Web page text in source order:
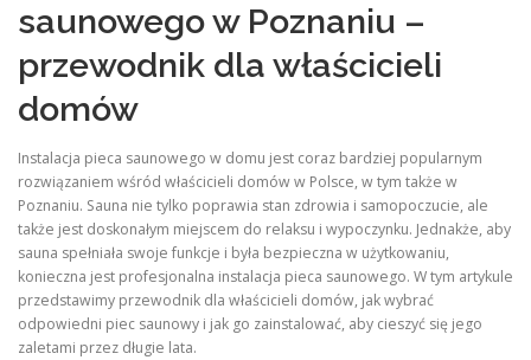
saunowego w Poznaniu –
przewodnik dla właścicieli
domów
Instalacja pieca saunowego w domu jest coraz bardziej popularnym
rozwiązaniem wśród właścicieli domów w Polsce, w tym także w
Poznaniu. Sauna nie tylko poprawia stan zdrowia i samopoczucie, ale
także jest doskonałym miejscem do relaksu i wypoczynku. Jednakże, aby
sauna spełniała swoje funkcje i była bezpieczna w użytkowaniu,
konieczna jest profesjonalna instalacja pieca saunowego. W tym artykule
przedstawimy przewodnik dla właścicieli domów, jak wybrać
odpowiedni piec saunowy i jak go zainstalować, aby cieszyć się jego
zaletami przez długie lata.